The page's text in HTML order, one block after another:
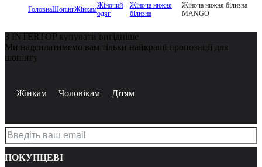
ГоловнаШопінгЖінкамЖіночий
одяг
Жіноча нижня
білизна
Жіноча нижня білизна
MANGO
З INTERTOP купувати вигідніше
Ми надсилатимемо вам тільки найкращі пропозиції для
шопінгу
Жінкам Чоловікам Дітям
ПОКУПЦЕВІ